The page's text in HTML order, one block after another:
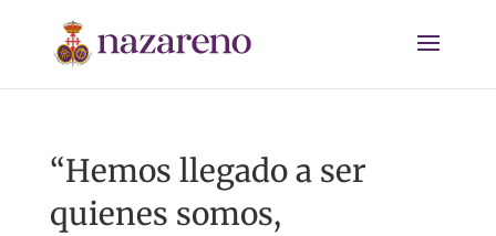
“Hemos llegado a ser
quienes somos,